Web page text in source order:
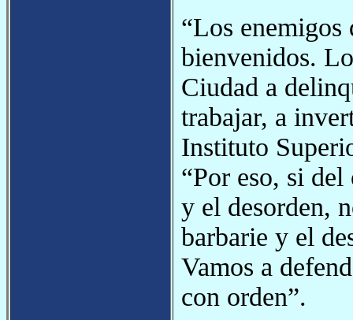
“Los
bienvenidos.
Ciudad a
trabajar, a
Instituto
“Por eso, si
y el desorden,
barbarie y el
Vamos a
con orden”.